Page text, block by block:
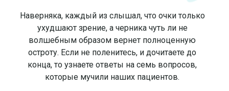
Наверняка, каждый из слышал, что очки только
ухудшают зрение, а черника чуть ли не
волшебным образом вернет полноценную
остроту. Если не поленитесь, и дочитаете до
конца, то узнаете ответы на семь вопросов,
которые мучили наших пациентов.